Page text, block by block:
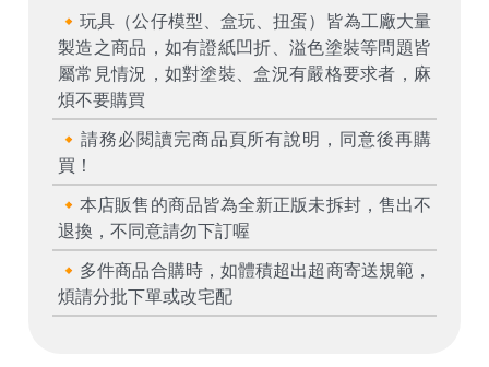
🔸玩具（公仔模型、盒玩、扭蛋）皆為工廠大量
製造之商品，如有證紙凹折、溢色塗裝等問題皆
屬常見情況，如對塗裝、盒況有嚴格要求者，麻
煩不要購買
🔸請務必閱讀完商品頁所有說明，同意後再購
買！
🔸本店販售的商品皆為全新正版未拆封，售出不
退換，不同意請勿下訂喔
🔸多件商品合購時，如體積超出超商寄送規範，
煩請分批下單或改宅配